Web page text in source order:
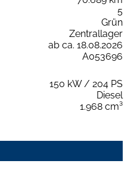
5
Grün
Zentrallager
ab ca. 18.08.2026
A053696
150 kW / 204 PS
Diesel
1.968 cm³